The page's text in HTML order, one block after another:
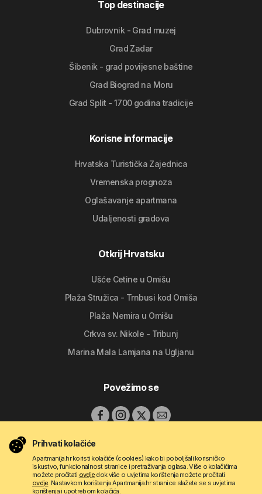
Top destinacije
Dubrovnik - Grad muzej
Grad Zadar
Šibenik - grad povijesne baštine
Grad Biograd na Moru
Grad Split - 1700 godina tradicije
Korisne informacije
Hrvatska Turistička Zajednica
Vremenska prognoza
Oglašavanje apartmana
Udaljenosti gradova
Otkrij Hrvatsku
Ušće Cetine u Omišu
Plaža Stružica - Trnbusi kod Omiša
Plaža Nemira u Omišu
Crkva sv. Nikole - Tribunj
Marina Mala Lamjana na Ugljanu
Povežimo se
Prihvati kolačiće
Apartmanija.hr koristi kolačiće (cookies) kako bi poboljšali korisničko
iskustvo, funkcionalnost stranice i pretraživanja oglasa. Više o kolačićima
možete pročitati ovdje dok više o uvjetima korištenja možete pročitati
ovdje. Nastavkom korištenja Apartmanija.hr stranice slažete se s uvjetima
korištenja i upotrebom kolačića.